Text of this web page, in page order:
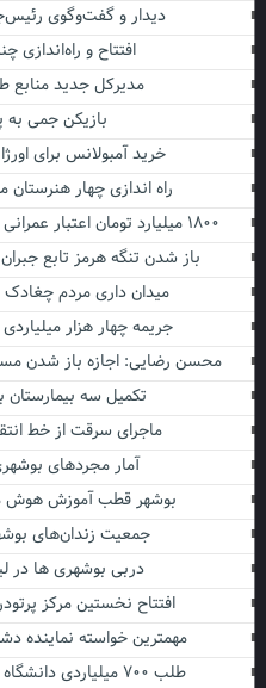
دیدار و گفت‌وگوی
افتتاح و راه‌اندازی
مدیرکل جدید منابع
بازیکن جمی به
خرید آمبولانس برای
راه اندازی چهار هنرستان
۱۸۰۰ میلیارد تومان اعتبار عمرانی در راه و شهرسازی بوشهر جذب شد
باز شدن تنگه هرمز تابع
میدان داری مردم چغادک
جریمه چهار هزار
محسن رضایی: اجازه باز شدن
تکمیل سه بیمارستان
ماجرای سرقت از خط
آمار مجردهای
بوشهر قطب آموزش هوش
جمعیت زندان‌های بوشهر ۱۰ درصد کاهش
دربی بوشهری ها در
افتتاح نخستین مرکز
مهمترین خواسته نماینده
طلب ۷۰۰ میلیاردی دانشگاه علوم پزشکی بوشهر از بیمه ها